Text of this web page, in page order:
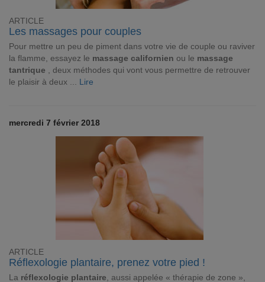
ARTICLE
Les massages pour couples
Pour mettre un peu de piment dans votre vie de couple ou raviver
la flamme, essayez le massage californien ou le massage
tantrique , deux méthodes qui vont vous permettre de retrouver
le plaisir à deux ... Lire
mercredi 7 février 2018
ARTICLE
Réflexologie plantaire, prenez votre pied !
La réflexologie plantaire , aussi appelée « thérapie de zone »,